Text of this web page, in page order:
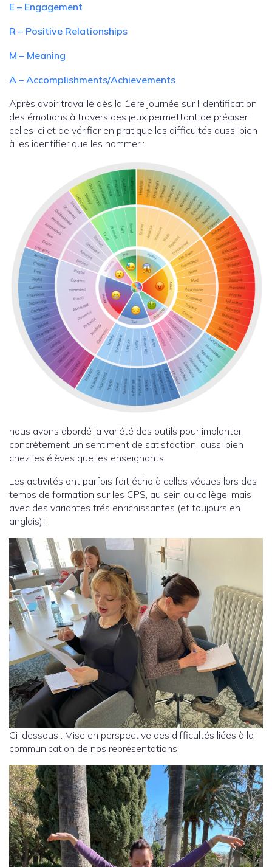
E – Engagement
R – Positive Relationships
M – Meaning
A – Accomplishments/Achievements
Après avoir travaillé dès la 1ere journée sur l’identification
des émotions à travers des jeux permettant de préciser
celles-ci et de vérifier en pratique les difficultés aussi bien
à les identifier que les nommer :
nous avons abordé la variété des outils pour implanter
concrètement un sentiment de satisfaction, aussi bien
chez les élèves que les enseignants.
Les activités ont parfois fait écho à celles vécues lors des
temps de formation sur les CPS, au sein du collège, mais
avec des variantes trés enrichissantes (et toujours en
anglais) :
Ci-dessous : Mise en perspective des difficultés liées à la
communication de nos représentations